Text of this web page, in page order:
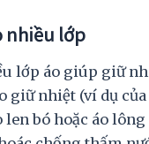
nhiều lớp
lớp áo giúp giữ
giữ nhiệt (ví dụ
bó hoặc áo lông